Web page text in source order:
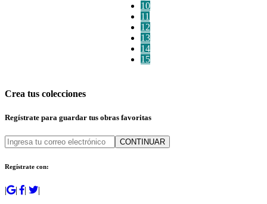
10
11
12
13
14
15
Crea tus colecciones
Regístrate para guardar tus obras favoritas
CONTINUAR
Regístrate con:
| | | |